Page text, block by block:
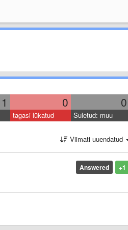
1 0 0
tagasi lükatud Suletud: muu
Viimati uuendatud
+1
Answered